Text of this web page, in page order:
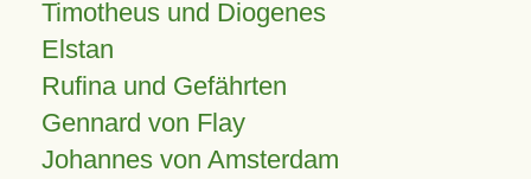
Timotheus und Diogenes
Elstan
Rufina und Gefährten
Gennard von Flay
Johannes von Amsterdam